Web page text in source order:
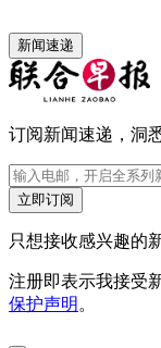
新闻速递
订阅新闻速递，洞
立即订阅
只想接收感兴趣的
注册即表示我接受
保护声明 。